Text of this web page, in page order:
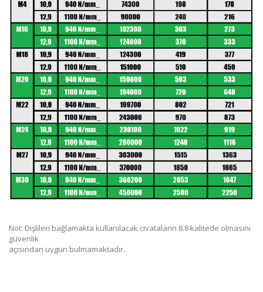
Not: Dişlileri bağlamakta kullanılacak civataların 8.8 kalitede olmasını
güvenlik
açısından uygun bulmamaktadır.